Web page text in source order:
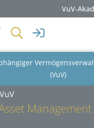
VuV-
(VuV)
Management